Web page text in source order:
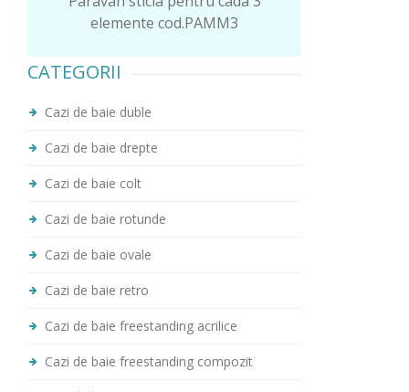
elemente cod.PAMM3
CATEGORII
Cazi de baie duble
Cazi de baie drepte
Cazi de baie colt
Cazi de baie rotunde
Cazi de baie ovale
Cazi de baie retro
Cazi de baie freestanding acrilice
Cazi de baie freestanding compozit